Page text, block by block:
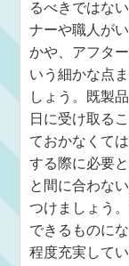
るべきではな
ナーや職人が
かや、アフタ
いう細かな点
しょう。既製
日に受け取る
ておかなくて
する際に必要
と間に合わな
つけましょう
できるものに
程度充実して